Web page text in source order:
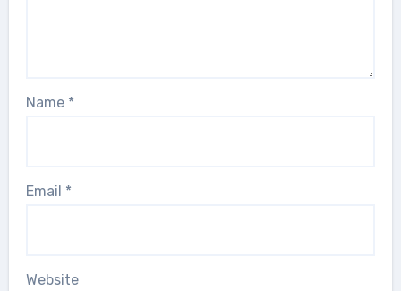
Name *
Email *
Website